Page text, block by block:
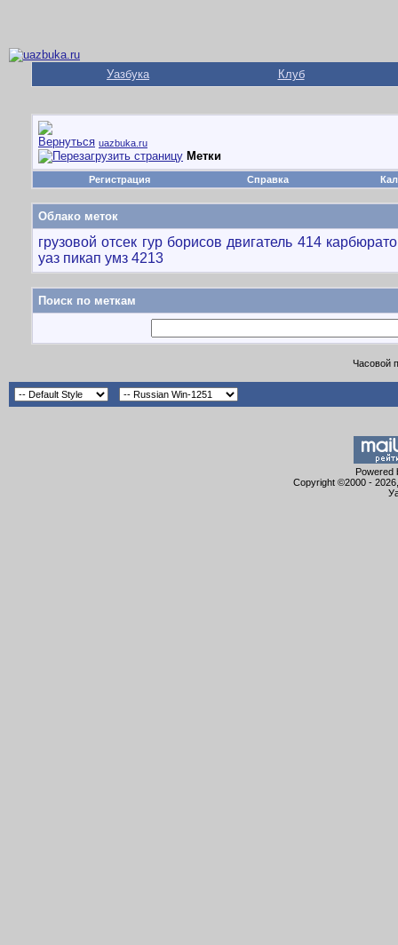
Уазбука Клуб
uazbuka.ru
Метки
Регистрация Справка
Облако меток
грузовой отсек гур борисов двигатель 414
уаз пикап умз 4213
Поиск по меткам
Часовой
Powered
Copyright ©2000 -